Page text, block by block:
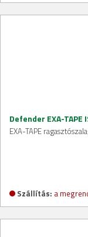
Defender EXA-TAPE
EXA-TAPE
Szállítás: a